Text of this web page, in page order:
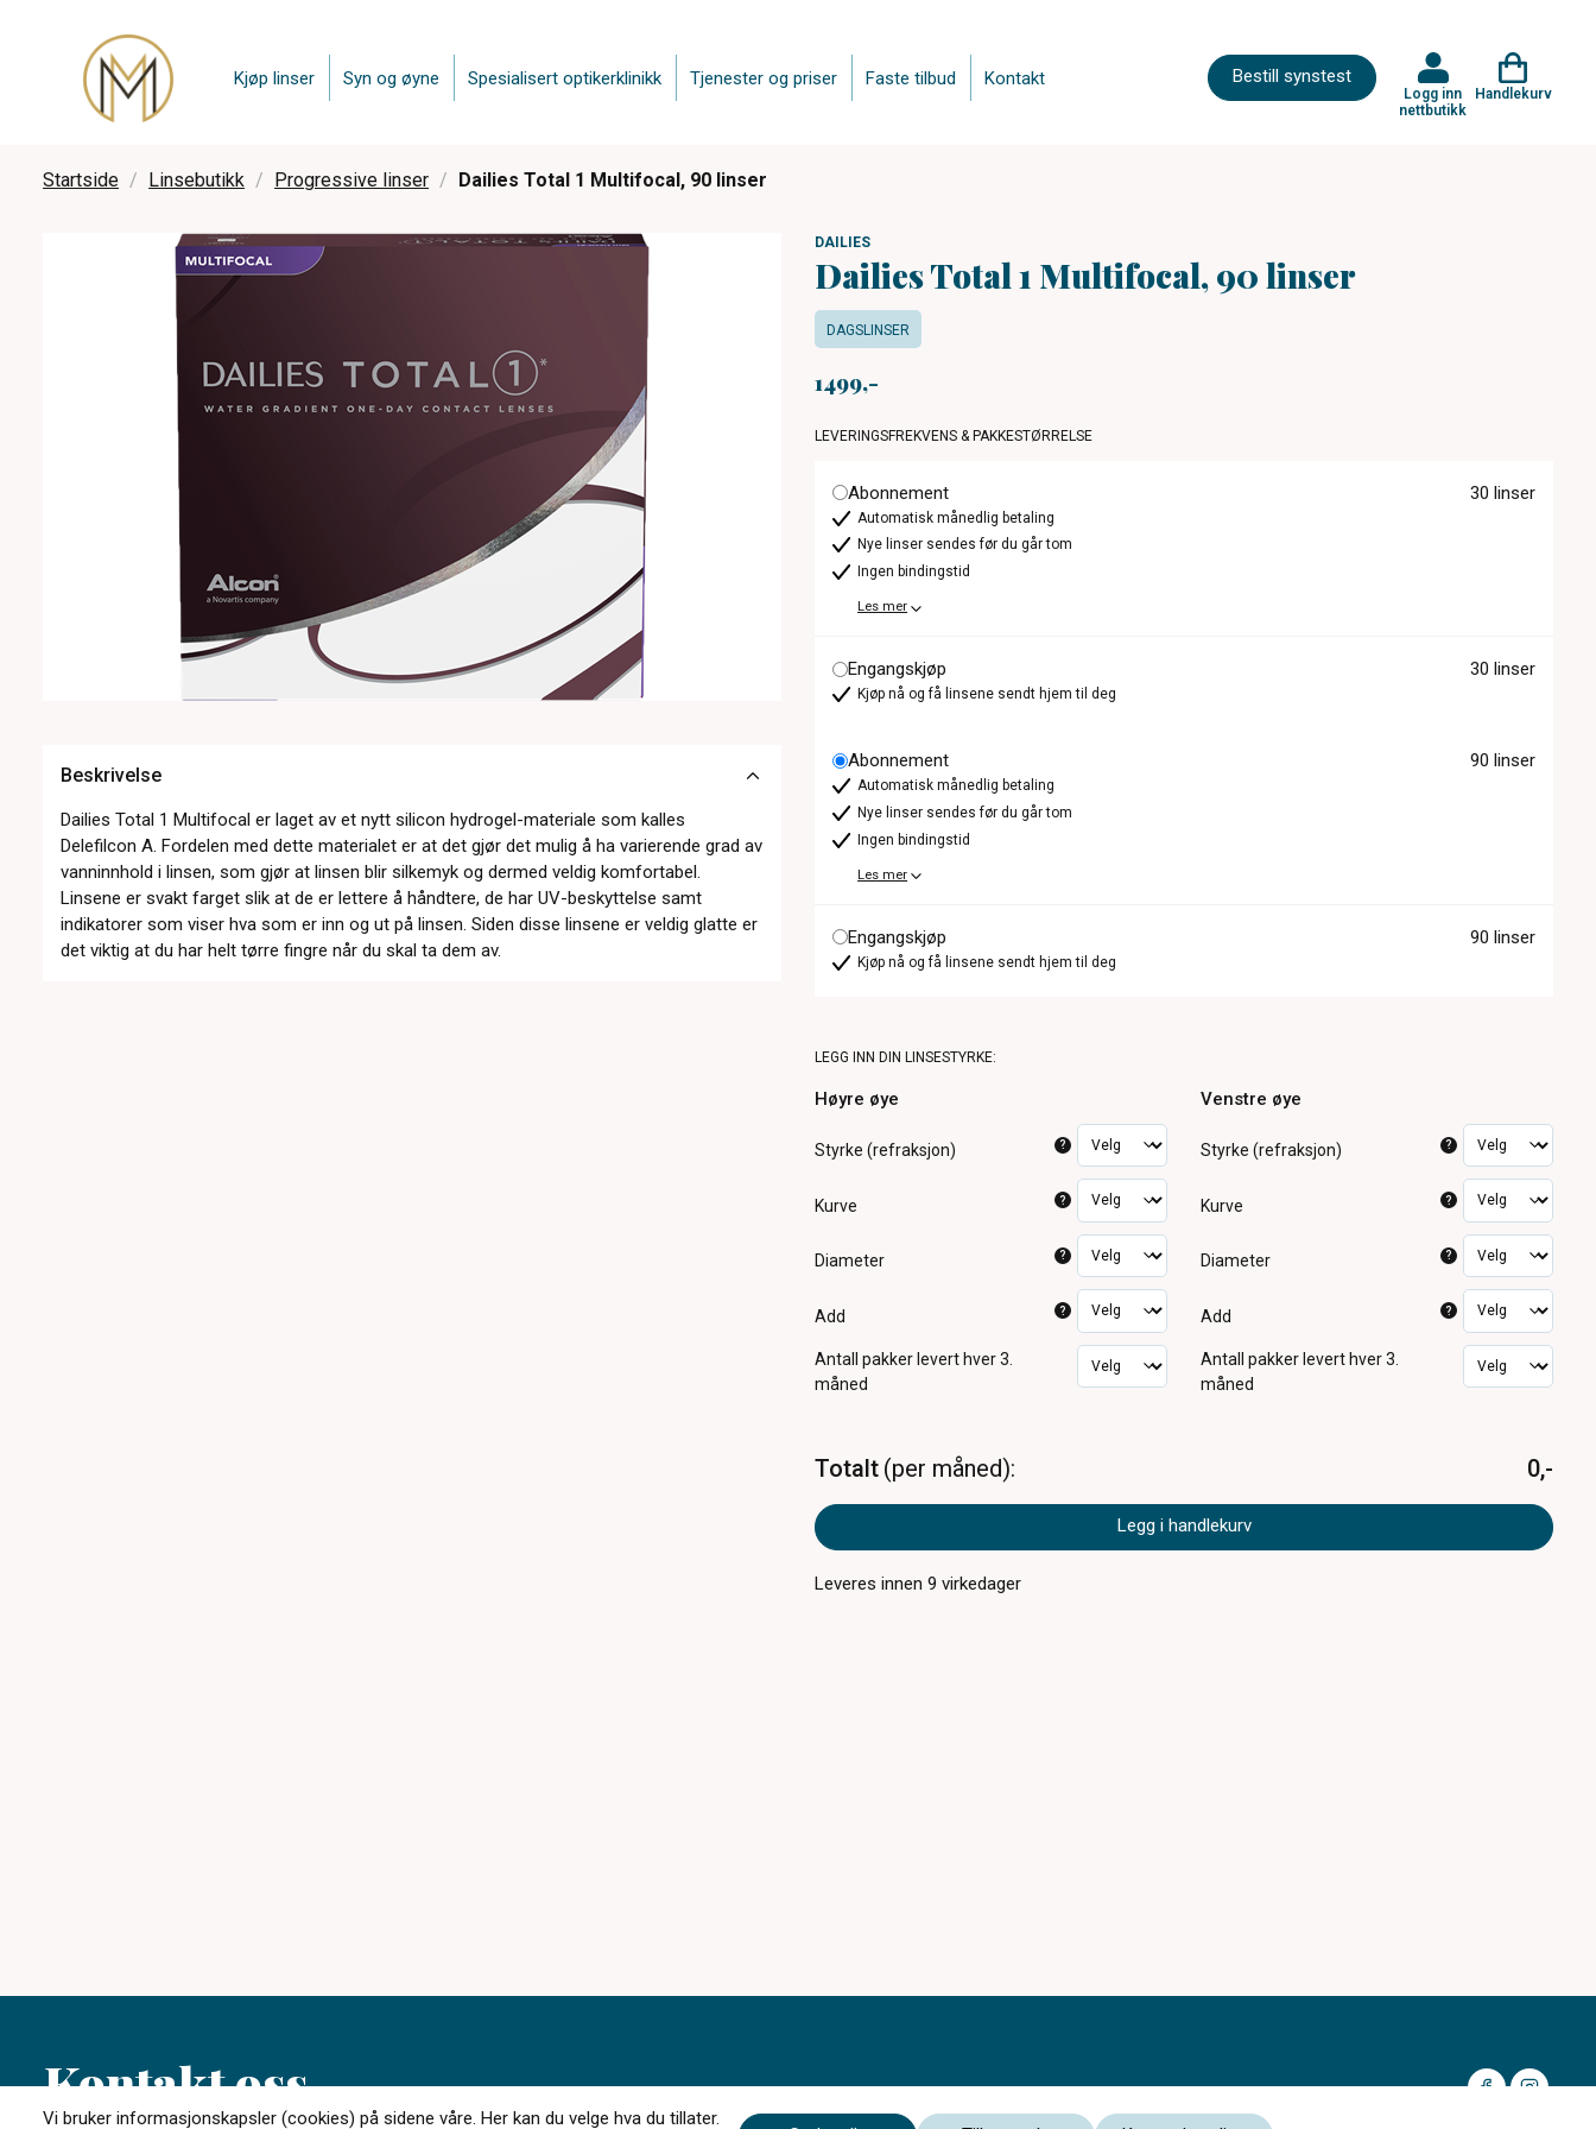
Bestill synstest
Kjøp linser Syn og øyne Spesialisert optikerklinikk Tjenester og priser Faste tilbud Kontakt
Logg inn
nettbutikk
Handlekurv
Startside Linsebutikk Progressive linser Dailies Total 1 Multifocal, 90 linser
Beskrivelse
Dailies Total 1 Multifocal er laget av et nytt silicon hydrogel-materiale som kalles
Delefilcon A. Fordelen med dette materialet er at det gjør det mulig å ha varierende grad av
vanninnhold i linsen, som gjør at linsen blir silkemyk og dermed veldig komfortabel.
Linsene er svakt farget slik at de er lettere å håndtere, de har UV-beskyttelse samt
indikatorer som viser hva som er inn og ut på linsen. Siden disse linsene er veldig glatte er
det viktig at du har helt tørre fingre når du skal ta dem av.
DAILIES
Dailies Total 1 Multifocal, 90 linser
DAGSLINSER
1499
LEVERINGSFREKVENS & PAKKESTØRRELSE
Abonnement 30 linser
Automatisk månedlig betaling
Nye linser sendes før du går tom
Ingen bindingstid
Les mer
Engangskjøp 30 linser
Kjøp nå og få linsene sendt hjem til deg
Abonnement 90 linser
Automatisk månedlig betaling
Nye linser sendes før du går tom
Ingen bindingstid
Les mer
Engangskjøp 90 linser
Kjøp nå og få linsene sendt hjem til deg
LEGG INN DIN LINSESTYRKE:
Høyre øye
Styrke (refraksjon) ?
Kurve ?
Diameter ?
Add ?
Antall pakker levert hver 3.
måned
Venstre øye
Styrke (refraksjon) ?
Kurve ?
Diameter ?
Add ?
Antall pakker levert hver 3.
måned
Totalt per måned 0,-
Legg i handlekurv
Leveres innen9 virkedager
Kontakt oss
Vi bruker informasjonskapsler (cookies) på sidene våre. Her kan du velge hva du tillater.